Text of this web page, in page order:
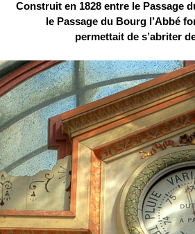
Construit en 1828 entre le Passage
le Passage du Bourg l’Abbé
permettait de s’abriter